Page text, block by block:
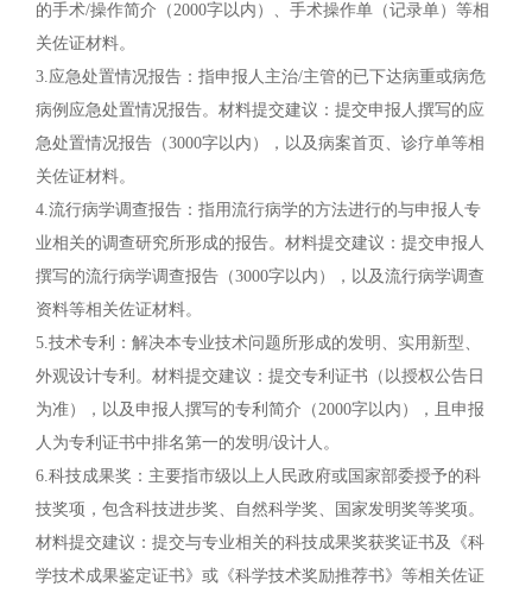
的手术/操作简介（2000字以内）、手术操作单（记录单）等相
关佐证材料。
3.应急处置情况报告：指申报人主治/主管的已下达病重或病危
病例应急处置情况报告。材料提交建议：提交申报人撰写的应
急处置情况报告（3000字以内），以及病案首页、诊疗单等相
关佐证材料。
4.流行病学调查报告：指用流行病学的方法进行的与申报人专
业相关的调查研究所形成的报告。材料提交建议：提交申报人
撰写的流行病学调查报告（3000字以内），以及流行病学调查
资料等相关佐证材料。
5.技术专利：解决本专业技术问题所形成的发明、实用新型、
外观设计专利。材料提交建议：提交专利证书（以授权公告日
为准），以及申报人撰写的专利简介（2000字以内），且申报
人为专利证书中排名第一的发明/设计人。
6.科技成果奖：主要指市级以上人民政府或国家部委授予的科
技奖项，包含科技进步奖、自然科学奖、国家发明奖等奖项。
材料提交建议：提交与专业相关的科技成果奖获奖证书及《科
学技术成果鉴定证书》或《科学技术奖励推荐书》等相关佐证